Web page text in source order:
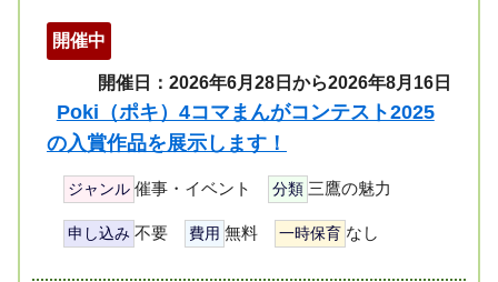
開催中
開催日：2026年6月28日から2026年8月16日
Poki（ポキ）4コマまんがコンテスト2025
の入賞作品を展示します！
ジャンル 催事・イベント 分類 三鷹の魅力
申し込み 不要 費用 無料 一時保育 なし